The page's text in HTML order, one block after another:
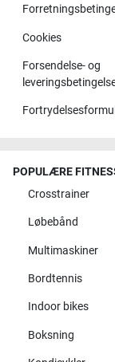
Cookies
Forsendelse- og
POPULÆRE
Crosstrainer
Løbebånd
Multimaskiner
Bordtennis
Indoor bikes
Boksning